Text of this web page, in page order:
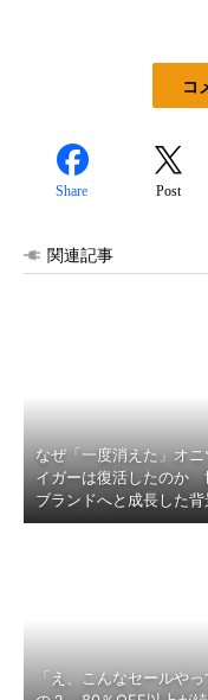
コ
Share Post
関連記事
なぜ「一度消えた」オニ
イガーは復活したのか
ブランドへと成長した
「え、こんなセールやっ